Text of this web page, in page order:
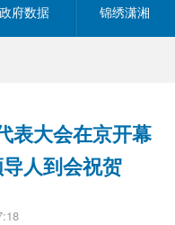
政府数据 锦绣潇湘
表大会在京开幕
人到会祝贺